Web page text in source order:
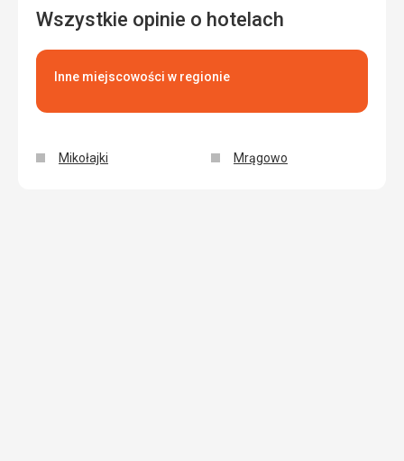
Wszystkie opinie o hotelach
Inne miejscowości w regionie
Mikołajki Mrągowo